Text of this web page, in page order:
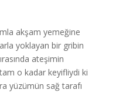
akşam yemeğine
yoklayan bir gribin
ateşimin
o kadar keyifliydi ki
yüzümün sağ tarafı